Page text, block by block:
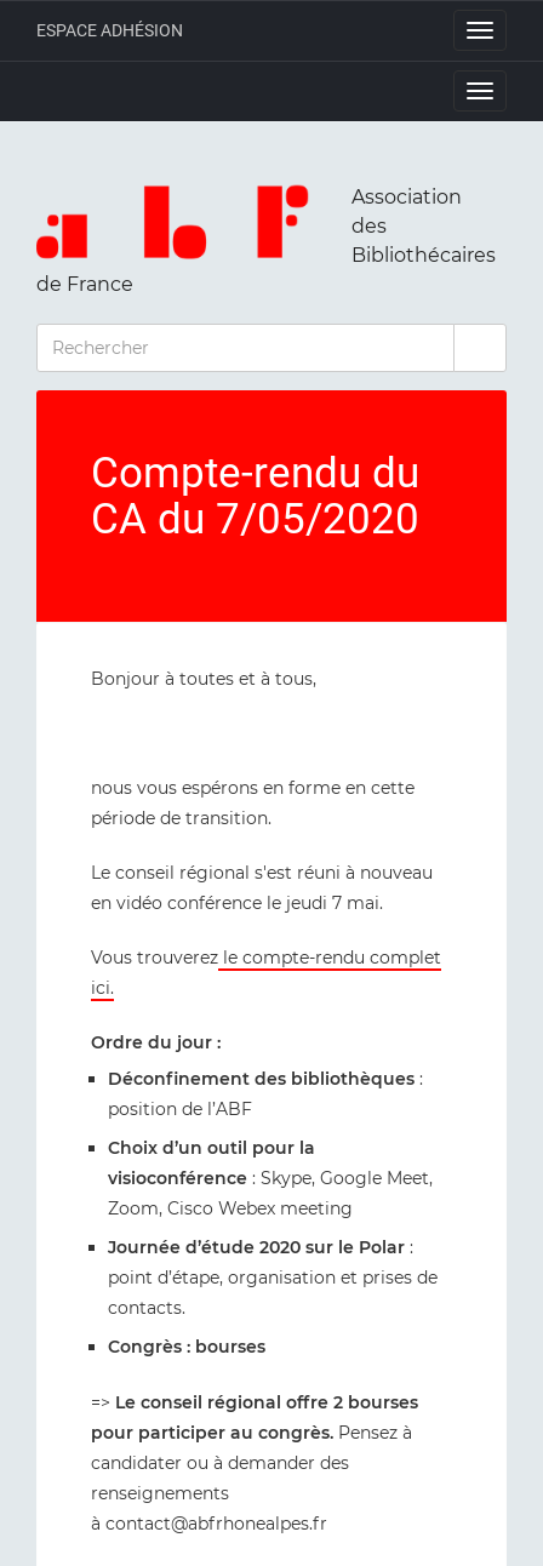
Toggle
ESPACE ADHÉSION
Toggle
Association
des
Bibliothécaires
de France
RECHERCHER
Compte-rendu du
CA du 7/05/2020
Bonjour à toutes et à tous,
nous vous espérons en forme en cette
période de transition.
Le conseil régional s'est réuni à nouveau
en vidéo conférence le jeudi 7 mai.
Vous trouverez le compte-rendu complet
ici.
Ordre du jour :
Déconfinement des bibliothèques :
position de l’ABF
Choix d’un outil pour la
visioconférence : Skype, Google Meet,
Zoom, Cisco Webex meeting
Journée d’étude 2020 sur le Polar :
point d’étape, organisation et prises de
contacts.
Congrès : bourses
=> Le conseil régional offre 2 bourses
pour participer au congrès. Pensez à
candidater ou à demander des
renseignements
à contact@abfrhonealpes.fr